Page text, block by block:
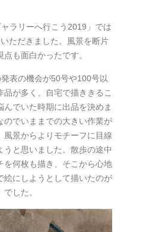
ラリーへ行こう2019」では
ただきました。風景を断片
点も面白かったです。
表の機会が50号や100号以
品が多く、自宅で描ききるこ
んでいた時期に出品を決めま
のでいままでの大きい作業が
風景からよりモチーフに目線
うと思いました。散歩の途中
を何枚も描き、そこから心地
絵にしようとして描いたのが
でした。